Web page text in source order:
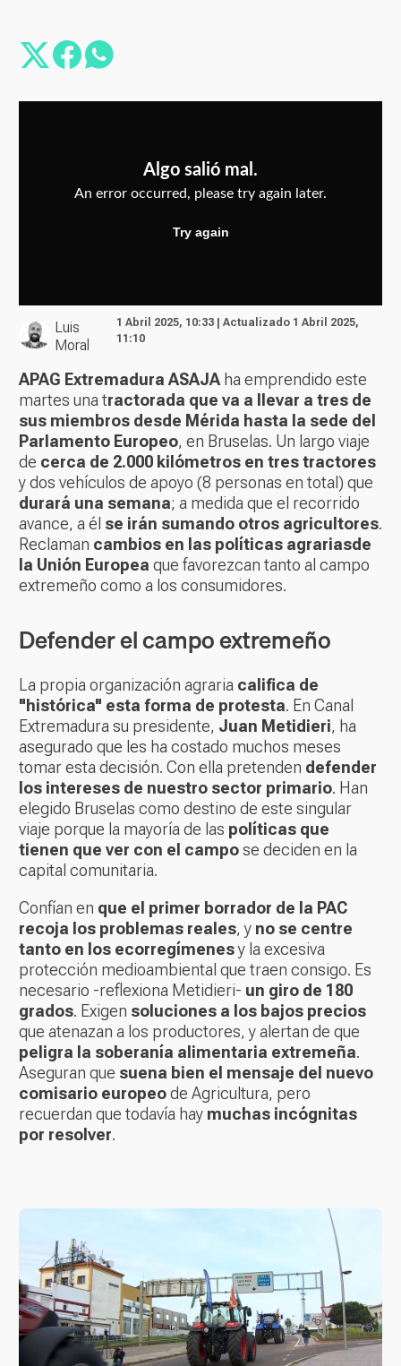
Luis
Moral
1 Abril 2025, 10:33 | Actualizado 1 Abril 2025,
11:10
APAG Extremadura ASAJA ha emprendido este
martes una tractorada que va a llevar a tres de
sus miembros desde Mérida hasta la sede del
Parlamento Europeo, en Bruselas. Un largo viaje
de cerca de 2.000 kilómetros en tres tractores
y dos vehículos de apoyo (8 personas en total) que
durará una semana; a medida que el recorrido
avance, a él se irán sumando otros agricultores.
Reclaman cambios en las políticas agrariasde
la Unión Europea que favorezcan tanto al campo
extremeño como a los consumidores.
Defender el campo extremeño
La propia organización agraria califica de
"histórica" esta forma de protesta. En Canal
Extremadura su presidente, Juan Metidieri, ha
asegurado que les ha costado muchos meses
tomar esta decisión. Con ella pretenden defender
los intereses de nuestro sector primario. Han
elegido Bruselas como destino de este singular
viaje porque la mayoría de las políticas que
tienen que ver con el campose deciden en la
capital comunitaria.
Confían en que el primer borrador de la PAC
recoja los problemas reales, y no se centre
tanto en los ecorregímenesy la excesiva
protección medioambiental que traen consigo. Es
necesario -reflexiona Metidieri- un giro de 180
grados. Exigen soluciones a los bajos precios
que atenazan a los productores, y alertan de que
peligra la soberanía alimentaria extremeña.
Aseguran que suena bien el mensaje del nuevo
comisario europeode Agricultura, pero
recuerdan que todavía hay muchas incógnitas
por resolver.